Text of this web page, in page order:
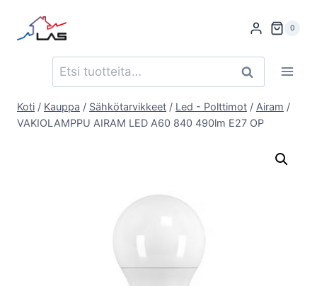
sisältöön
0
Etsi: Haku
Koti / Kauppa / Sähkötarvikkeet / Led - Polttimot / Airam /
VAKIOLAMPPU AIRAM LED A60 840 490lm E27 OP